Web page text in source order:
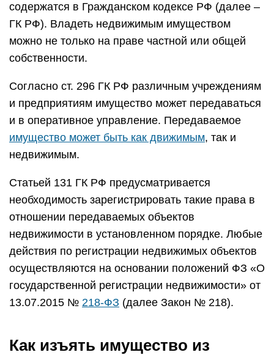
содержатся в Гражданском кодексе РФ (далее –
ГК РФ). Владеть недвижимым имуществом
можно не только на праве частной или общей
собственности.
Согласно ст. 296 ГК РФ различным учреждениям
и предприятиям имущество может передаваться
и в оперативное управление. Передаваемое
имущество может быть как движимым, так и
недвижимым.
Статьей 131 ГК РФ предусматривается
необходимость зарегистрировать такие права в
отношении передаваемых объектов
недвижимости в установленном порядке. Любые
действия по регистрации недвижимых объектов
осуществляются на основании положений ФЗ «О
государственной регистрации недвижимости» от
13.07.2015 № 218-ФЗ (далее Закон № 218).
Как изъять имущество из